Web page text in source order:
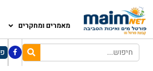
מאמרים ומחקרים